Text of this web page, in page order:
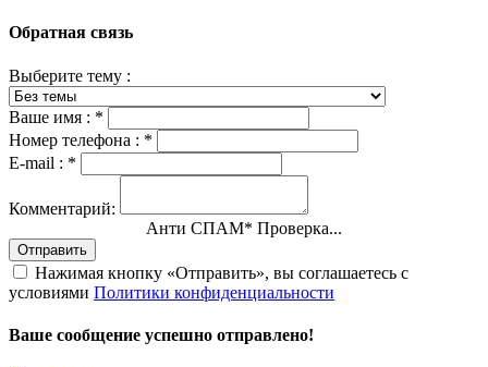
Обратная связь
Выберите тему :
Ваше имя : *
Номер телефона : *
E-mail : *
Комментарий:
Анти СПАМ* Проверка...
Отправить
Нажимая кнопку «Отправить», вы соглашаетесь с
условиями Политики конфиденциальности
Ваше сообщение успешно отправлено!